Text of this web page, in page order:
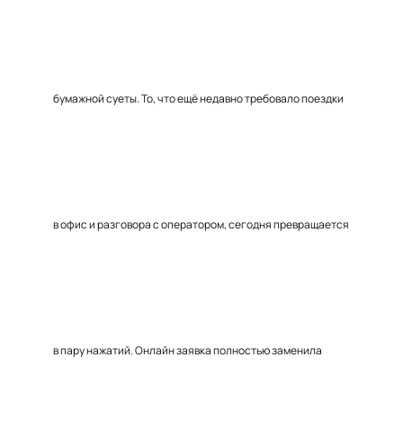
бумажной суеты. То, что ещё недавно требовало поездки
в офис и разговора с оператором, сегодня превращается
в пару нажатий. Онлайн заявка полностью заменила